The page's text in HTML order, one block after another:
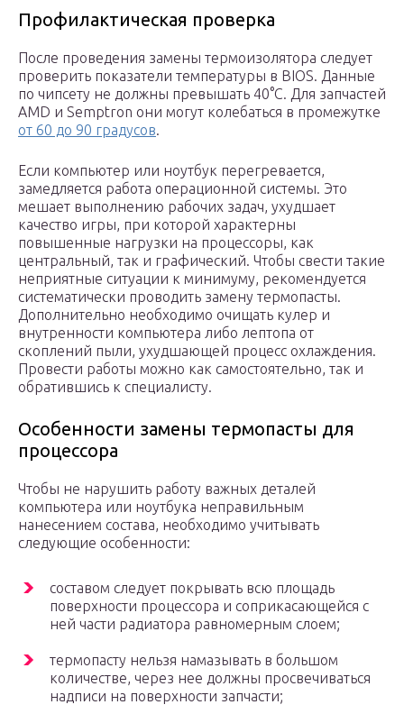
Профилактическая проверка
После проведения замены термоизолятора следует
проверить показатели температуры в BIOS. Данные
по чипсету не должны превышать 40°C. Для запчастей
AMD и Semptron они могут колебаться в промежутке
от 60 до 90 градусов.
Если компьютер или ноутбук перегревается,
замедляется работа операционной системы. Это
мешает выполнению рабочих задач, ухудшает
качество игры, при которой характерны
повышенные нагрузки на процессоры, как
центральный, так и графический. Чтобы свести такие
неприятные ситуации к минимуму, рекомендуется
систематически проводить замену термопасты.
Дополнительно необходимо очищать кулер и
внутренности компьютера либо лептопа от
скоплений пыли, ухудшающей процесс охлаждения.
Провести работы можно как самостоятельно, так и
обратившись к специалисту.
Особенности замены термопасты для
процессора
Чтобы не нарушить работу важных деталей
компьютера или ноутбука неправильным
нанесением состава, необходимо учитывать
следующие особенности:
составом следует покрывать всю площадь
поверхности процессора и соприкасающейся с
ней части радиатора равномерным слоем;
термопасту нельзя намазывать в большом
количестве, через нее должны просвечиваться
надписи на поверхности запчасти;